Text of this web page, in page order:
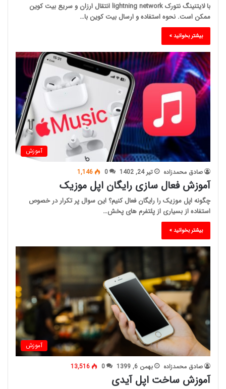
با لایتنینگ نتورک lightning network انتقال ارزان و سریع بیت کوین
ممکن است. نحوه استفاده و ارسال بیت کوین با…
بیشتر بخوانید »
آموزش
صادق محمدزاده تیر 24, 1402 0
1,146
آموزش فعال سازی رایگان اپل موزیک
چگونه اپل موزیک را رایگان فعال کنیم؟ این سوال پر تکرار در خصوص
استفاده از بسیاری از پلتفرم های پخش…
بیشتر بخوانید »
آموزش
صادق محمدزاده بهمن 6, 1399 0
13,516
آموزش ساخت اپل آیدی